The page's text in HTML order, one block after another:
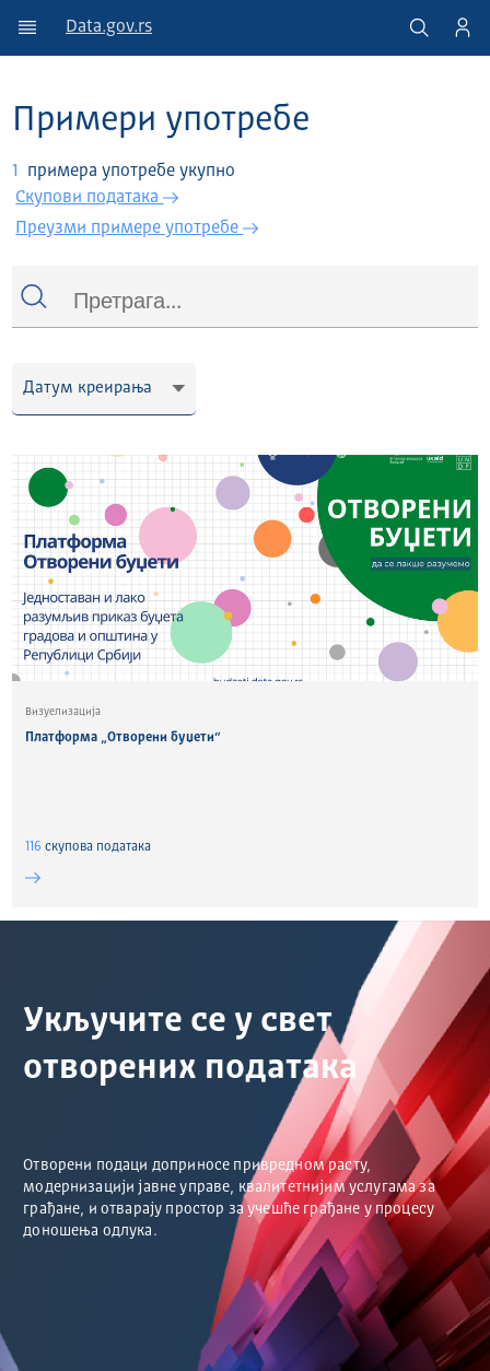
Data.gov.rs
Примери употребе
1
примера употребе укупно
Скупови података
Преузми примере употребе
Визуелизација
Платформа „Отворени буџети“
116 скуповa података
Укључите се у свет
отворених података
Отворени подаци доприносе привредном расту,
модернизацији јавне управе, квалитетнијим услугама за
грађане, и отварају простор за учешће грађане у процесу
доношења одлука.